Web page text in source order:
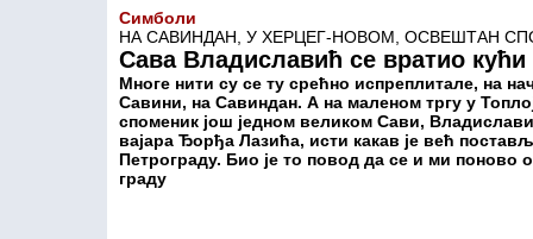
Симболи
НА САВИНДАН, У ХЕРЦЕГ-НОВОМ, ОСВЕШТАН
Сава Владиславић се вратио кући
Многе нити су се ту срећно испреплитале, на
Савини, на Савиндан. А на маленом тргу у
споменик још једном великом Сави,
вајара Ђорђа Лазића, исти какав је већ
Петрограду. Био је то повод да се и ми
граду